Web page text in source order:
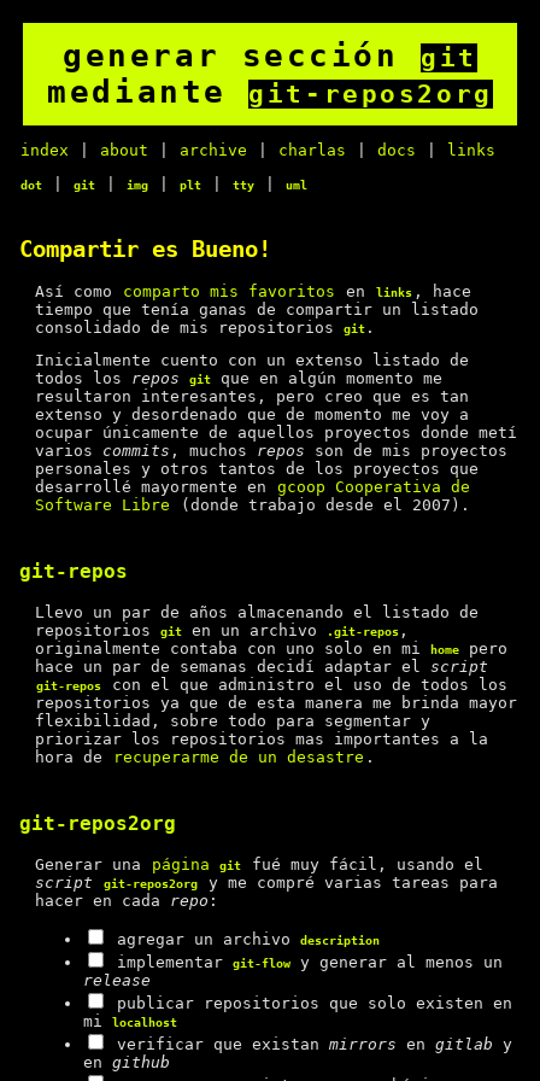
generar seccióngit
mediantegit-repos2org
index about archive charlas docs links
dot git img plt tty uml
Compartir es Bueno!
Así como comparto mis favoritos en links , hace
tiempo que tenía ganas de compartir un listado
consolidado de mis repositorios
git.
Inicialmente cuento con un extenso listado de
todos los repos gitque en algún momento me
resultaron interesantes, pero creo que es tan
extenso y desordenado que de momento me voy a
ocupar únicamente de aquellos proyectos donde metí
varios commits , muchos repos son de mis proyectos
personales y otros tantos de los proyectos que
desarrollé mayormente en gcoop Cooperativa de
Software Libre
(donde trabajo desde el 2007).
git-repos
Llevo un par de años almacenando el listado de
repositorios
giten un archivo .git-repos,
originalmente contaba con uno solo en mi
homepero
hace un par de semanas decidí adaptar el script
git-repos
con el que administro el uso de todos los
repositorios ya que de esta manera me brinda mayor
flexibilidad, sobre todo para segmentar y
priorizar los repositorios mas importantes a la
hora de
recuperarme de un desastre .
git-repos2org
Generar una página git
fué muy fácil, usando el
script
git-repos2org
y me compré varias tareas para
hacer en cada repo :
agregar un archivo description
implementar git-flowy generar al menos un
release
publicar repositorios que solo existen en
mi
localhost
verificar que existan mirrors en gitlab y
en github